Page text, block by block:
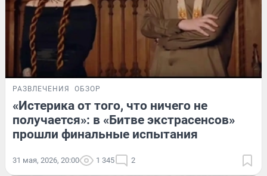
РАЗВЛЕЧЕНИЯ ОБЗОР
«Истерика от того, что ничего не
получается»: в «Битве экстрасенсов»
прошли финальные испытания
31 мая, 2026, 20:00 1 345 2